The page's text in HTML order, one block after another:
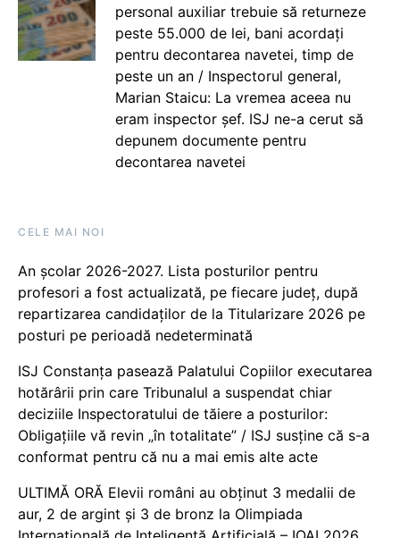
personal auxiliar trebuie să returneze
peste 55.000 de lei, bani acordați
pentru decontarea navetei, timp de
peste un an / Inspectorul general,
Marian Staicu: La vremea aceea nu
eram inspector șef. ISJ ne-a cerut să
depunem documente pentru
decontarea navetei
CELE MAI NOI
An școlar 2026-2027. Lista posturilor pentru
profesori a fost actualizată, pe fiecare județ, după
repartizarea candidaților de la Titularizare 2026 pe
posturi pe perioadă nedeterminată
ISJ Constanța pasează Palatului Copiilor executarea
hotărârii prin care Tribunalul a suspendat chiar
deciziile Inspectoratului de tăiere a posturilor:
Obligațiile vă revin „în totalitate” / ISJ susține că s-a
conformat pentru că nu a mai emis alte acte
ULTIMĂ ORĂ Elevii români au obținut 3 medalii de
aur, 2 de argint și 3 de bronz la Olimpiada